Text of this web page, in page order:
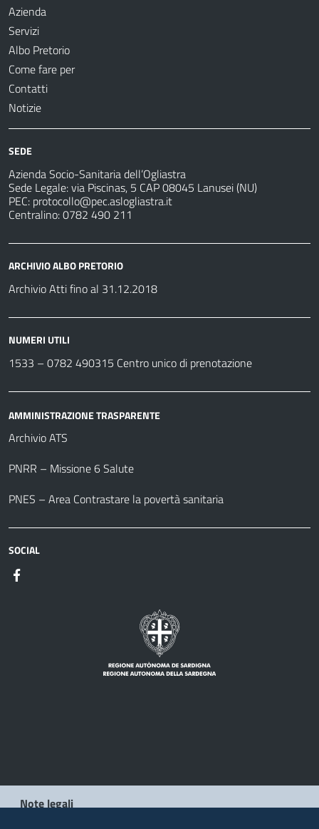
Azienda
Servizi
Albo Pretorio
Come fare per
Contatti
Notizie
SEDE
Azienda Socio-Sanitaria dell’Ogliastra
Sede Legale: via Piscinas, 5 CAP 08045 Lanusei (NU)
PEC: protocollo@pec.aslogliastra.it
Centralino: 0782 490 211
ARCHIVIO ALBO PRETORIO
Archivio Atti fino al 31.12.2018
NUMERI UTILI
1533 – 0782 490315 Centro unico di prenotazione
AMMINISTRAZIONE TRASPARENTE
Archivio ATS
PNRR – Missione 6 Salute
PNES – Area Contrastare la povertà sanitaria
SOCIAL
Note legali